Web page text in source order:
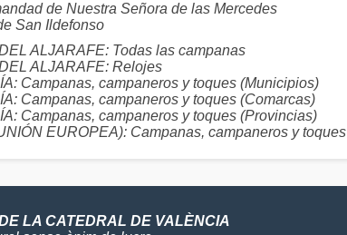
de Nuestra Señora de las Mercedes
San Ildefonso
ALJARAFE: Todas las campanas
ALJARAFE: Relojes
Campanas, campaneros y toques (Municipios)
Campanas, campaneros y toques (Comarcas)
Campanas, campaneros y toques (Provincias)
EUROPEA): Campanas, campaneros y toques
LA CATEDRAL DE VALÈNCIA